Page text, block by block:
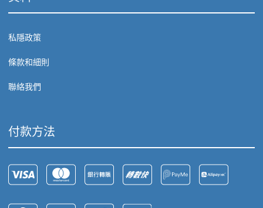
私隱政策
條款和細則
聯絡我們
付款方法